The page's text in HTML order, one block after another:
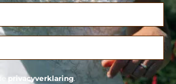
privacyverklaring.